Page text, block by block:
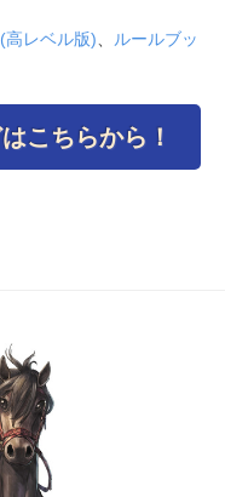
レベル版)
ルールブッ
こちらから！